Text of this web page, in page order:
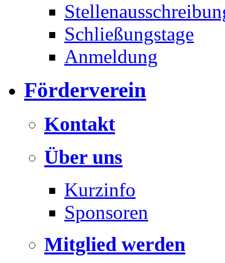
Schließungstage
Anmeldung
Förderverein
Kontakt
Über uns
Kurzinfo
Sponsoren
Mitglied werden